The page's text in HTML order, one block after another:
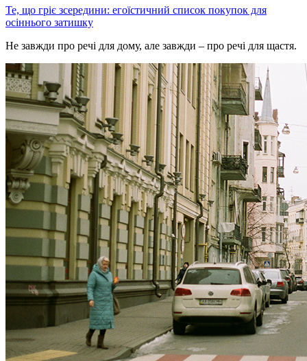
Те, що гріє зсередини: егоїстичний список покупок для
осіннього затишку
Не завжди про речі для дому, але завжди – про речі для щастя.